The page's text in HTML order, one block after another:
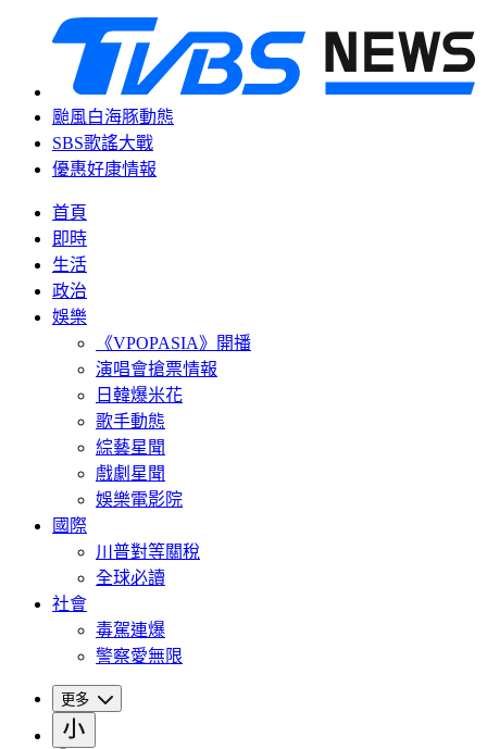
颱風白海豚動態
SBS歌謠大戰
優惠好康情報
首頁
即時
生活
政治
娛樂
《VPOPASIA》開播
演唱會搶票情報
日韓爆米花
歌手動態
綜藝星聞
戲劇星聞
娛樂電影院
國際
川普對等關稅
全球必讀
社會
毒駕連爆
警察愛無限
更多